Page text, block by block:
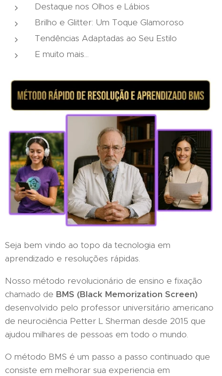
Destaque nos Olhos e Lábios
Brilho e Glitter: Um Toque Glamoroso
Tendências Adaptadas ao Seu Estilo
E muito mais...
Seja bem vindo ao topo da tecnologia em
aprendizado e resoluções rápidas.
Nosso método revolucionário de ensino e fixação
chamado de BMS (Black Memorization Screen)
desenvolvido pelo professor universitário americano
de neurociência Petter L Sherman desde 2015 que
ajudou milhares de pessoas em todo o mundo.
O método BMS é um passo a passo continuado que
consiste em melhorar sua experiencia em